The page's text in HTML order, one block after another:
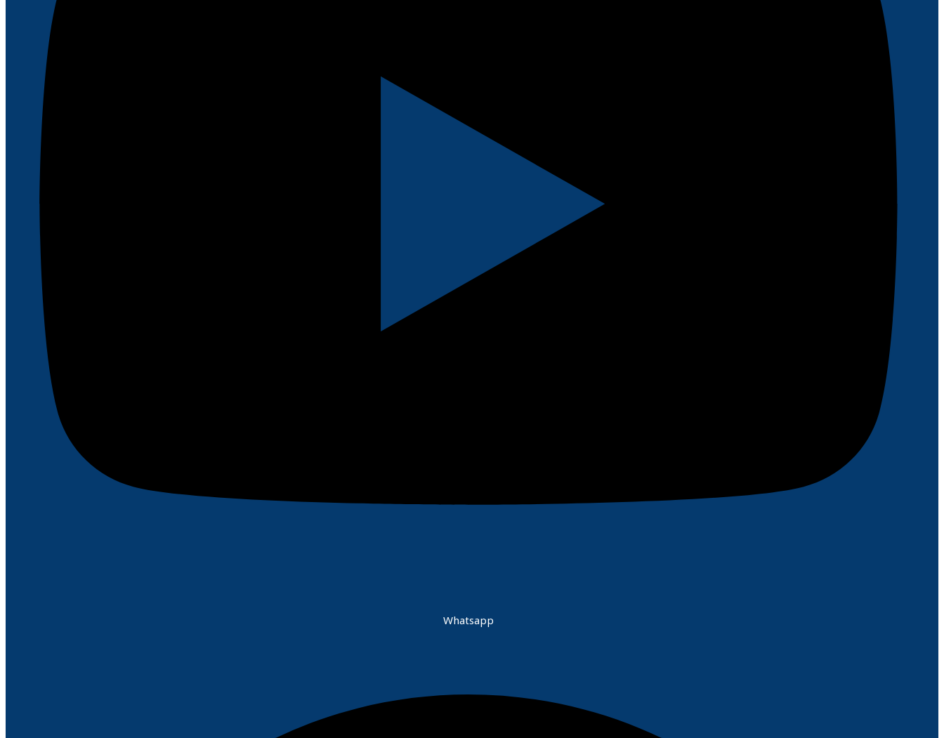
Whatsapp